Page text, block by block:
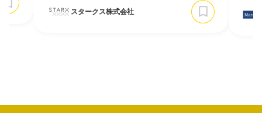
て
涯価値）を高める仕組みづくりを支援してい
ます。1300社以上のEC事業者との取引で見
スタークス株式会社
ご